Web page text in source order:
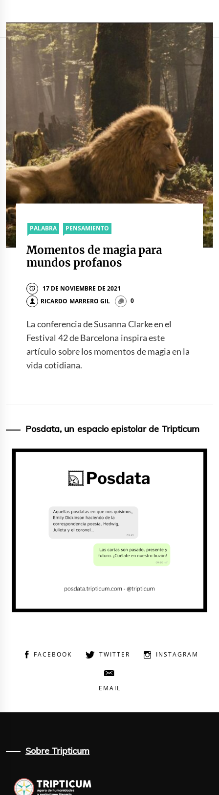
PALABRA PENSAMIENTO
Momentos de magia para
mundos profanos
17 DE NOVIEMBRE DE 2021
RICARDO MARRERO GIL
0
La conferencia de Susanna Clarke en el
Festival 42 de Barcelona inspira este
artículo sobre los momentos de magia en la
vida cotidiana.
Posdata, un espacio epistolar de Tripticum
FACEBOOK TWITTER INSTAGRAM
EMAIL
Sobre Tripticum